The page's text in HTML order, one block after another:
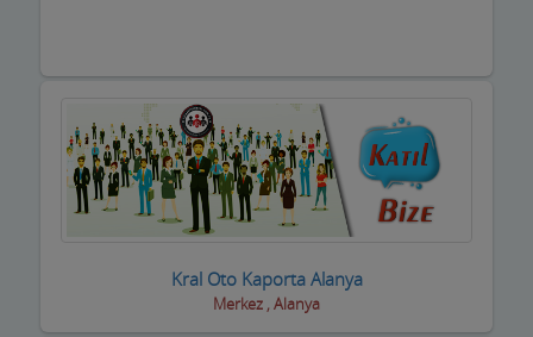
Transfer ve ulaşım
Turizm Acenteleri-uçak bilet firmaları
Uydu Teknik Servis Firmaları
Veterinerler Hayvan Hastanesi
Kral Oto Kaporta Alanya
Merkez , Alanya